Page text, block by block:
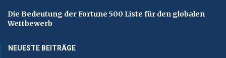
Die Bedeutung der Fortune 500 Liste für den globalen
Wettbewerb
NEUESTE BEITRÄGE